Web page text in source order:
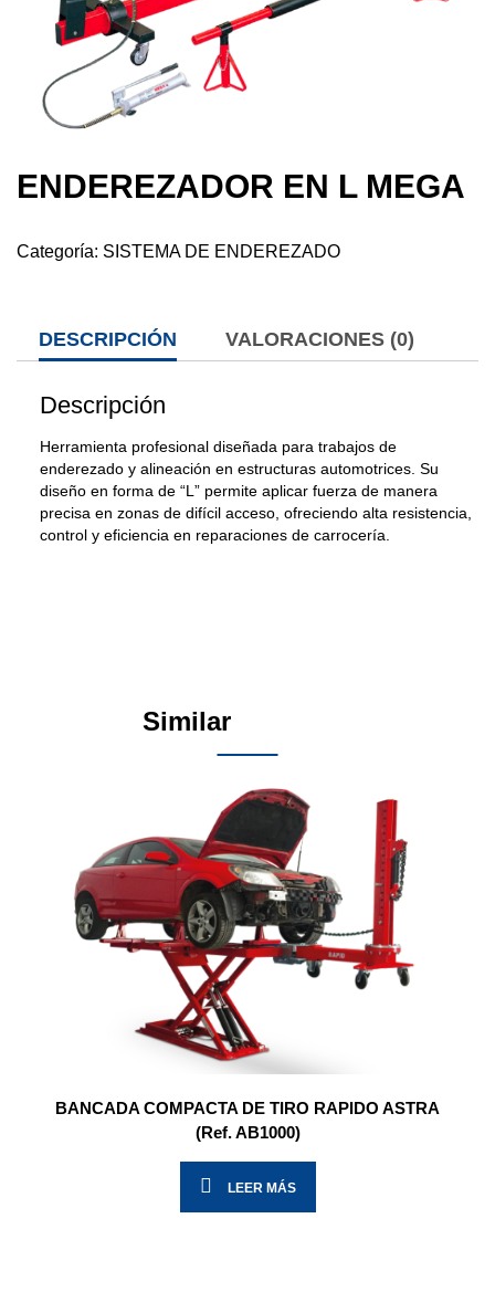
ENDEREZADOR EN L MEGA
Categoría: SISTEMA DE ENDEREZADO
DESCRIPCIÓN VALORACIONES (0)
Descripción
Herramienta profesional diseñada para trabajos de
enderezado y alineación en estructuras automotrices. Su
diseño en forma de “L” permite aplicar fuerza de manera
precisa en zonas de difícil acceso, ofreciendo alta resistencia,
control y eficiencia en reparaciones de carrocería.
Similar
BANCADA COMPACTA DE TIRO RAPIDO ASTRA
(Ref. AB1000)
LEER MÁS